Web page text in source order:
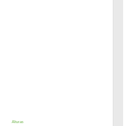
Alturas